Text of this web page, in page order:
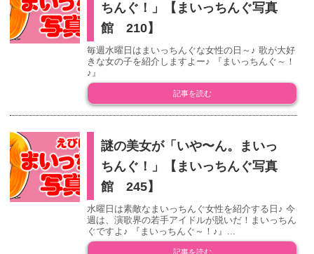
ちんぐ！」【まいっちんぐ写真
館 210】
毎週水曜日はまいっちんぐな女性の日～♪ 歌が大好
きな女の子を紹介しますよー♪ 『まいっちんぐ～！
♪』
記事を読む
謎の美女が「いや〜ん。まいっ
ちんぐ！」【まいっちんぐ写真
館 245】
水曜日は素敵なまいっちんぐ女性を紹介する日♪ 今
週は、演歌界の若手アイドルが脱いだ！まいっちん
ぐですよ♪ 『まいっちんぐ～！♪』...
記事を読む